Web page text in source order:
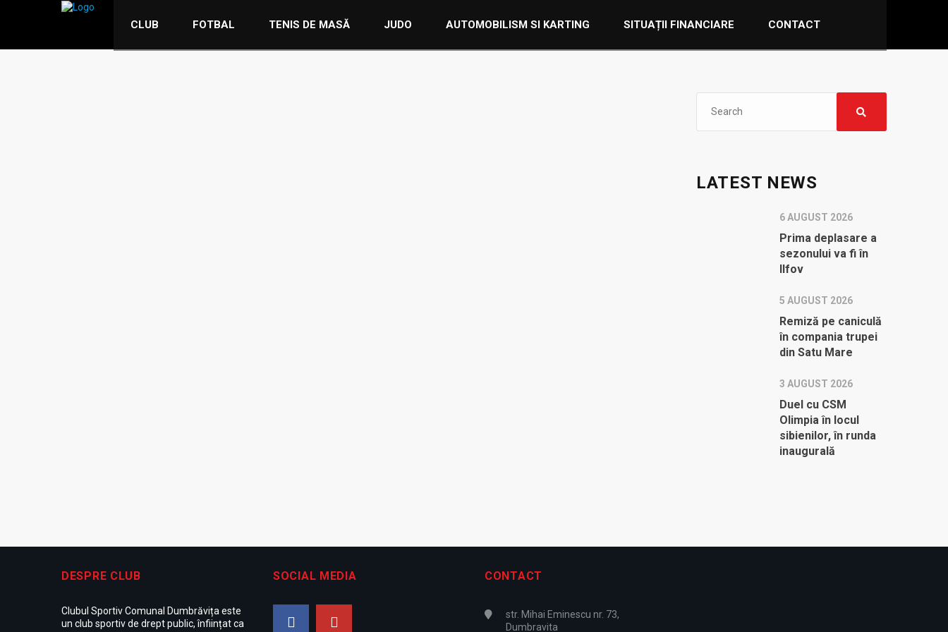
CLUB FOTBAL TENIS DE MASĂ JUDO AUTOMOBILISM SI KARTING SITUAȚII FINANCIARE CONTACT
LATEST NEWS
6 AUGUST 2026
Prima deplasare a
sezonului va fi în
Ilfov
5 AUGUST 2026
Remiză pe caniculă
în compania trupei
din Satu Mare
3 AUGUST 2026
Duel cu CSM
Olimpia în locul
sibienilor, în runda
inaugurală
DESPRE CLUB
Clubul Sportiv Comunal Dumbrăvița este
un club sportiv de drept public, înființat ca
SOCIAL MEDIA CONTACT
str. Mihai Eminescu nr. 73,
Dumbravita